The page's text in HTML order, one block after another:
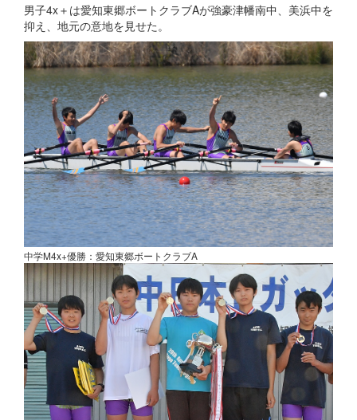
男子4x＋は愛知東郷ボートクラブAが強豪津幡南中、美浜中を
抑え、地元の意地を見せた。
中学M4x+優勝：愛知東郷ボートクラブA